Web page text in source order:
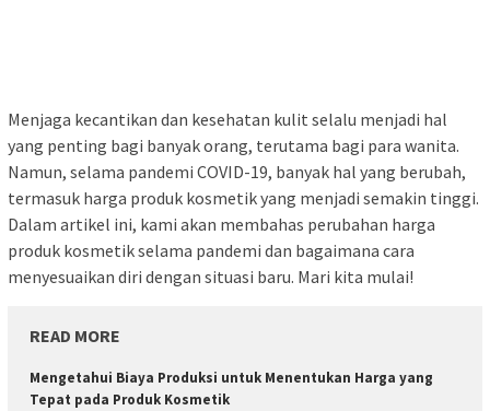
Menjaga kecantikan dan kesehatan kulit selalu menjadi hal
yang penting bagi banyak orang, terutama bagi para wanita.
Namun, selama pandemi COVID-19, banyak hal yang berubah,
termasuk harga produk kosmetik yang menjadi semakin tinggi.
Dalam artikel ini, kami akan membahas perubahan harga
produk kosmetik selama pandemi dan bagaimana cara
menyesuaikan diri dengan situasi baru. Mari kita mulai!
READ MORE
Mengetahui Biaya Produksi untuk Menentukan Harga yang
Tepat pada Produk Kosmetik